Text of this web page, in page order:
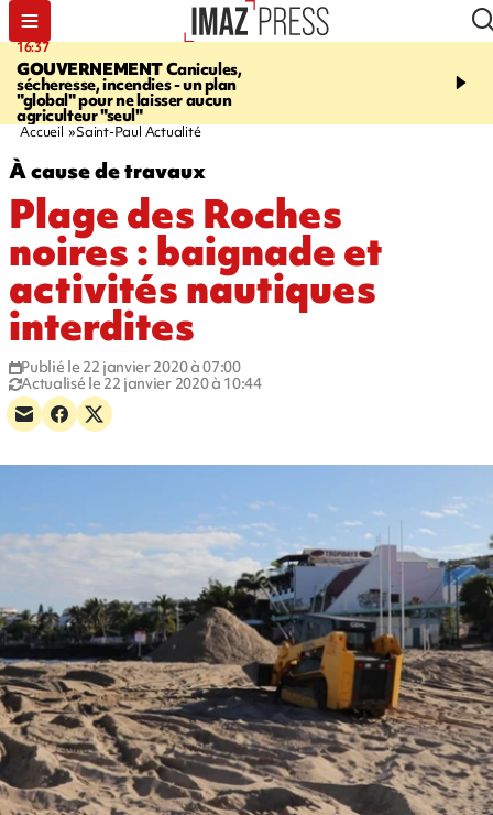
16:37
GOUVERNEMENTCanicules,
sécheresse, incendies - un plan
"global" pour ne laisser aucun
agriculteur "seul"
20:23
interpellé, coprs
Accueil Saint-Paul Actualité
À cause de travaux
Plage des Roches
noires : baignade et
activités nautiques
interdites
Publié le 22 janvier 2020 à 07:00
Actualisé le 22 janvier 2020 à 10:44